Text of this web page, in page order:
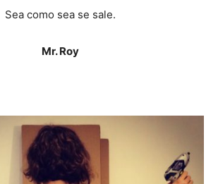
Sea como sea se sale.
Mr. Roy